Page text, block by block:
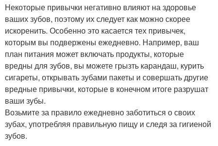
Некоторые привычки негативно влияют на здоровье
ваших зубов, поэтому их следует как можно скорее
искоренить. Особенно это касается тех привычек,
которым вы подвержены ежедневно. Например, ваш
план питания может включать продукты, которые
вредны для зубов, вы можете грызть карандаш, курить
сигареты, открывать зубами пакеты и совершать другие
вредные привычки, которые в конечном итоге разрушат
ваши зубы.
Возьмите за правило ежедневно заботиться о своих
зубах, употребляя правильную пищу и следя за гигиеной
зубов.